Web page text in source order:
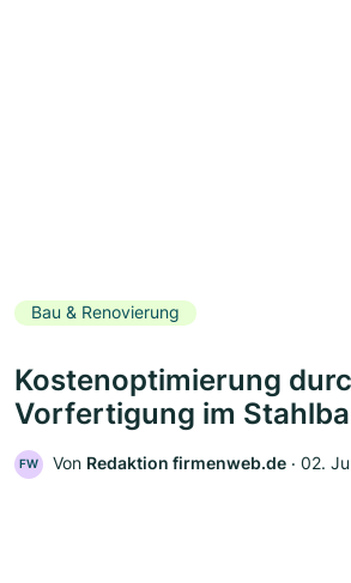
Bau & Renovierung
Kostenoptimierung
Vorfertigung im
FW Von Redaktion firmenweb.de ‧ 02.